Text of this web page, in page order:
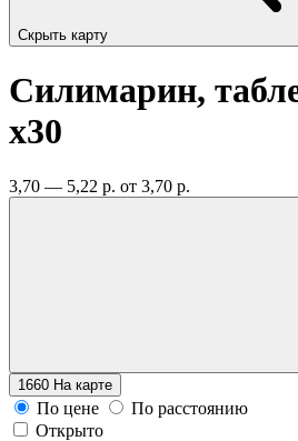
Скрыть карту
Силимарин,
x30
3,70 — 5,22 р. от 3,70 р.
1660 На карте
По цене
По расстоянию
Открыто